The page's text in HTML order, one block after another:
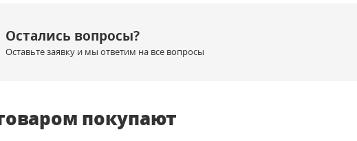
Остались вопросы?
Оставьте заявку и мы ответим на все вопросы
покупают